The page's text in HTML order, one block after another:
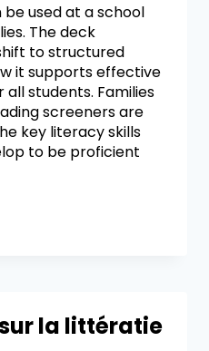
used at a school
The deck
to structured
it supports effective
students. Families
screeners are
key literacy skills
to be proficient
la littératie